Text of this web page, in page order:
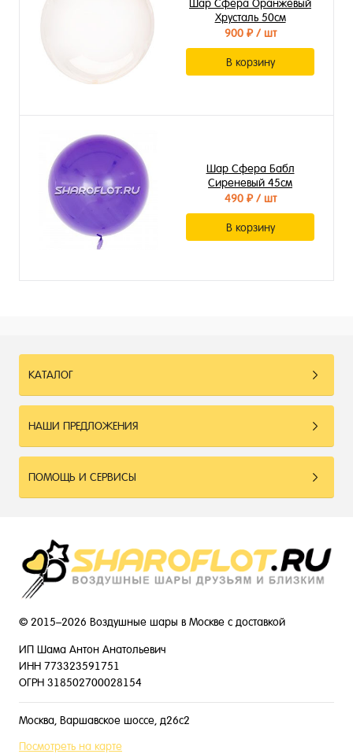
Шар Сфера Оранжевый
Хрусталь 50см
900 ₽/ шт
В корзину
Шар Сфера Бабл
Сиреневый 45см
490 ₽/ шт
В корзину
КАТАЛОГ
НАШИ ПРЕДЛОЖЕНИЯ
ПОМОЩЬ И СЕРВИСЫ
© 2015–2026 Воздушные шары в Москве с доставкой
ИП Шама Антон Анатольевич
ИНН 773323591751
ОГРН 318502700028154
Москва, Варшавское шоссе, д26с2
Посмотреть на карте